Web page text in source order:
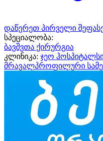
დაწერეთ პირველი
სპეციალობა:
ბავშვთა ქირურგია
კლინიკა: ჯეო
მრავალპროფილური